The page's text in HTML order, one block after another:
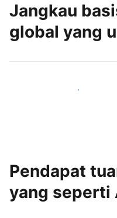
Jangkau
global yang
Jangkau tamu baru
Pendapat
yang seperti